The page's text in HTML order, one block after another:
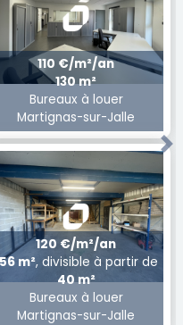
110 €/m²/an
130 m²
Bureaux à louer
Martignas-sur-Jalle
120 €/m²/an
m², divisible à partir de
40 m²
Bureaux à louer
Martignas-sur-Jalle